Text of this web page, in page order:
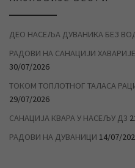
ДЕО НАСЕЉА ДУВАНИКА БЕЗ
РАДОВИ НА САНАЦИЈИ
30/07/2026
ТОКОМ ТОПЛОТНОГ ТАЛАСА
29/07/2026
САНАЦИЈА КВАРА У НАСЕЉУ Д3
РАДОВИ НА ДУВАНИЦИ 14/07/